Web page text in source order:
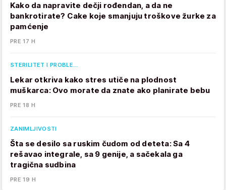
Kako da napravite dečji rođendan, a da ne
bankrotirate? Cake koje smanjuju troškove žurke za
pamćenje
PRE 17 H
STERILITET I PROBLE…
Lekar otkriva kako stres utiče na plodnost
muškarca: Ovo morate da znate ako planirate bebu
PRE 18 H
ZANIMLJIVOSTI
Šta se desilo sa ruskim čudom od deteta: Sa 4
rešavao integrale, sa 9 genije, a sačekala ga
tragična sudbina
PRE 19 H